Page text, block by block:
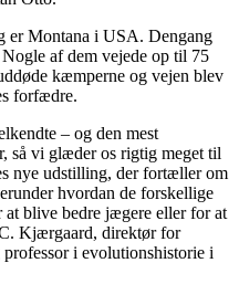
er Montana i USA. Dengang
af dem vejede op til 75
kæmperne og vejen blev
forfædre.
– og den mest
så vi glæder os rigtig meget til
nye udstilling, der fortæller om
hvordan de forskellige
blive bedre jægere eller for at
Kjærgaard, direktør for
i evolutionshistorie i